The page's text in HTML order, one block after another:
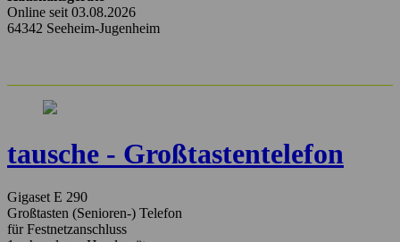
Online seit 03.08.2026
64342 Seeheim-Jugenheim
tausche - Großtastentelefon
Gigaset E 290
Großtasten (Senioren-) Telefon
für Festnetzanschluss